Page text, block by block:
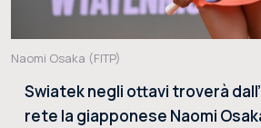
Naomi Osaka (FITP)
Swiatek negli ottavi troverà
rete la giapponese Naomi